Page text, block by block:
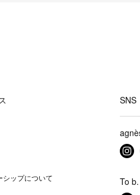
シップについて
SNS
To